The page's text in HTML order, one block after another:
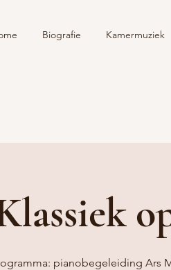
Biografie Kamermuziek
pianobegeleiding Ars